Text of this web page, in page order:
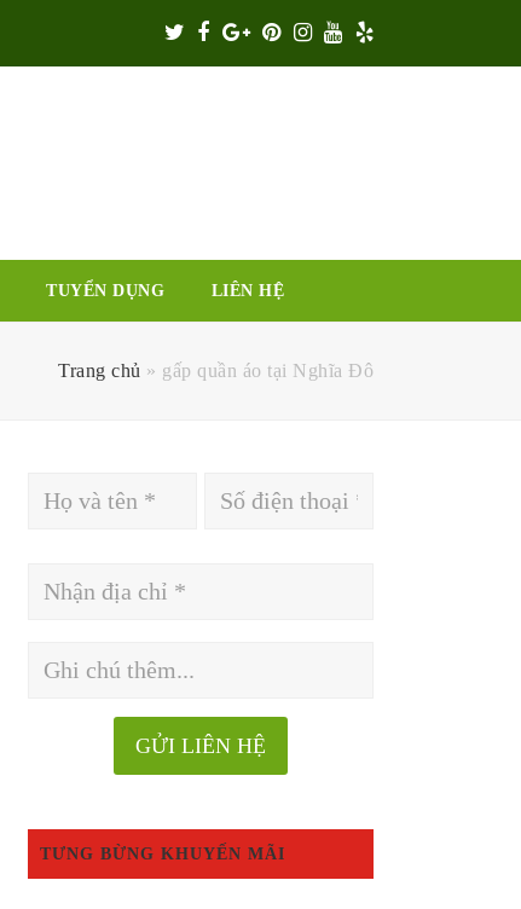
Twitter
Facebook
Google
Plus
Pinterest
Instagram
Youtube
Yelp
TUYỂN DỤNG LIÊN HỆ
Trang chủ » gấp quần áo tại Nghĩa Đô
TƯNG BỪNG KHUYẾN MÃI